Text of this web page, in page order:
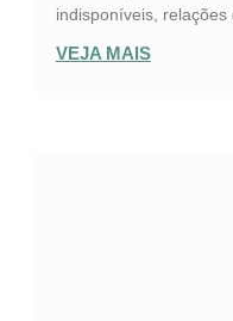
indisponíveis,
VEJA MAIS